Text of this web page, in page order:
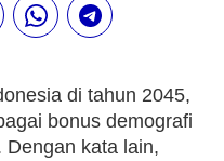
di tahun 2045,
bonus demografi
kata lain,